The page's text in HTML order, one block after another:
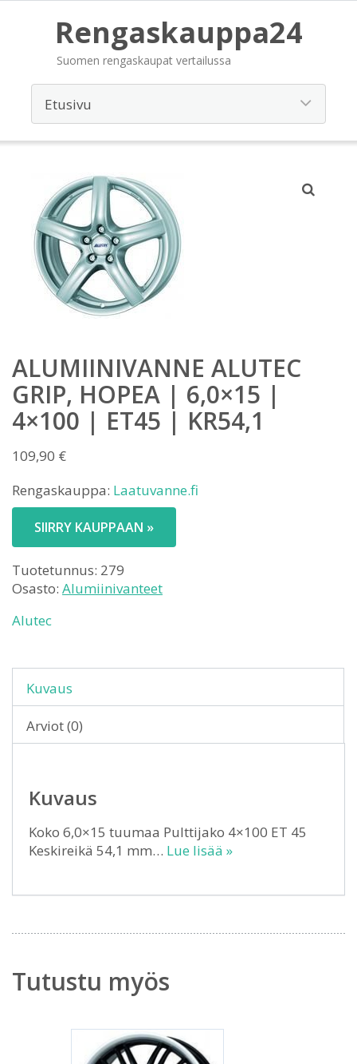
Rengaskauppa24
Suomen rengaskaupat vertailussa
ALUMIINIVANNE ALUTEC
GRIP, HOPEA | 6,0×15 |
4×100 | ET45 | KR54,1
109,90 €
Rengaskauppa: Laatuvanne.fi
SIIRRY KAUPPAAN »
Tuotetunnus: 279
Osasto: Alumiinivanteet
Alutec
Kuvaus
Arviot (0)
Kuvaus
Koko 6,0×15 tuumaa Pulttijako 4×100 ET 45
Keskireikä 54,1 mm… Lue lisää »
Tutustu myös